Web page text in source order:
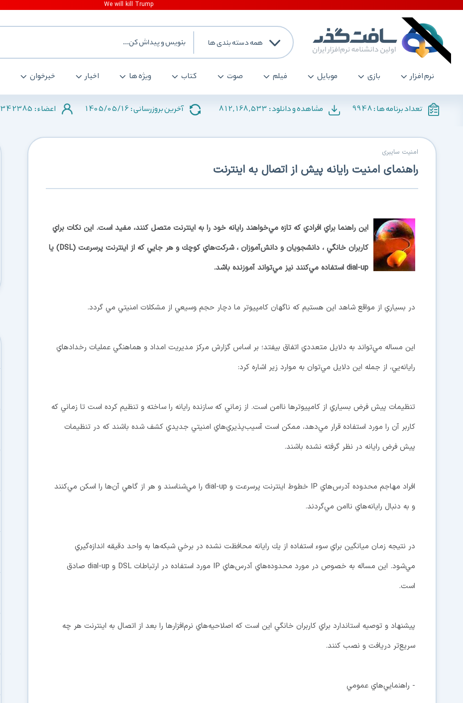
همه دسته بندی ها
نرم افزار بازی موبایل فیلم صوت کتاب ویژه ها اخبار خبرخوان
تعداد برنامه ها :9948 مشاهده و دانلود : 812,168,533 آخرین بروزرسانی : 1405/05/16 اعضاء : 342385
امنیت سایبری
راهنمای امنیت رایانه پیش از اتصال به اینترنت
اين راهنما براي افرادي كه تازه مي‌خواهند رايانه خود را به اينترنت متصل كنند، مفيد است. اين نكات براي
كاربران خانگي ، دانشجويان و دانش‌آموزان ، شركت‌هاي كوچك و هر جايي كه از اينترنت پرسرعت (DSL) يا
dial-up استفاده مي‌كنند نيز مي‌تواند آموزنده باشد.
در بسياري از مواقع شاهد اين هستيم كه ناگهان كامپيوتر ما دچار حجم وسيعي از مشكلات امنيتي مي گردد.
اين مساله مي‌تواند به دلايل متعددي اتفاق بيفتد؛ بر اساس گزارش مركز مديريت امداد و هماهنگي عمليات رخدادهاي
رايانه‌يي، از جمله اين دلايل مي‌توان به موارد زير اشاره كرد:
تنظيمات پيش فرض بسياري از كامپيوترها ناامن است. از زماني كه سازنده رايانه را ساخته و تنظيم كرده است تا زماني كه
كاربر آن را مورد استفاده قرار مي‌دهد، ممكن است آسيب‌پذيري‌هاي امنيتي جديدي كشف شده باشند كه در تنظيمات
پيش فرض رايانه در نظر گرفته نشده باشند.
افراد مهاجم محدوده آدرس‌هاي IP خطوط اينترنت پرسرعت و dial-up را مي‌شناسند و هر از گاهي آن‌ها را اسكن مي‌كنند
و به دنبال رايانه‌هاي ناامن مي‌گردند.
در نتيجه زمان ميانگين براي سوء استفاده از يك رايانه محافظت نشده در برخي شبكه‌ها به واحد دقيقه اندازه‌گيري
مي‌شود. اين مساله به خصوص در مورد محدوده‌هاي آدرس‌هاي IP مورد استفاده در ارتباطات DSL و dial-up صادق
است.
پيشنهاد و توصيه استاندارد براي كاربران خانگي اين است كه اصلاحيه‌هاي نرم‌افزارها را بعد از اتصال به اينترنت هر چه
سريع‌تر دريافت و نصب كنند.
- راهنمايي‌هاي عمومي